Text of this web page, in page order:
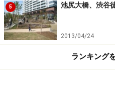
5 池尻大橋、渋谷
2013/04/24
ランキング